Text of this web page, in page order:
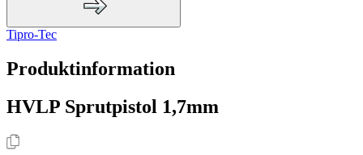
Tipro-Tec
Produktinformation
HVLP Sprutpistol 1,7mm